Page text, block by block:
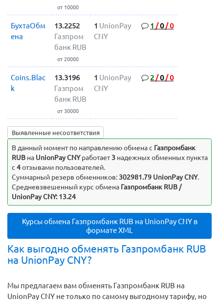
от 10000
БухтаОбм
ена
13.2252
Газпром
банк RUB
от 20000
1 UnionPay
CNY
1 /0/0
Coins.Blac
k
13.3196
Газпром
банк RUB
от 30000
1 UnionPay
CNY
2 /0/0
Выявленные несоответствия
В данный момент по направлению обмена c Газпромбанк
RUBна UnionPay CNYработает3надежных обменных пункта
с 4отзывами пользователей.
Суммарный резерв обменников: 302981.79 UnionPay CNY.
Средневзвешенный курс обмена Газпромбанк RUB /
UnionPay CNY: 13.24
Курсы обмена Газпромбанк RUB на UnionPay CNY в
формате XML
Как выгодно обменять Газпромбанк RUB
на UnionPay CNY?
Мы предлагаем вам обменять Газпромбанк RUB на
UnionPay CNY не только по самому выгодному тарифу, но